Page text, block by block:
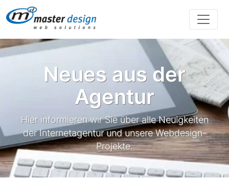
Direkt zur Hauptnavigation springen
Direkt zum Inhalt springen
Neues aus der
Agentur
Hier informieren wir Sie über alle Neuigkeiten
der Internetagentur und unsere Webdesign-
Projekte.